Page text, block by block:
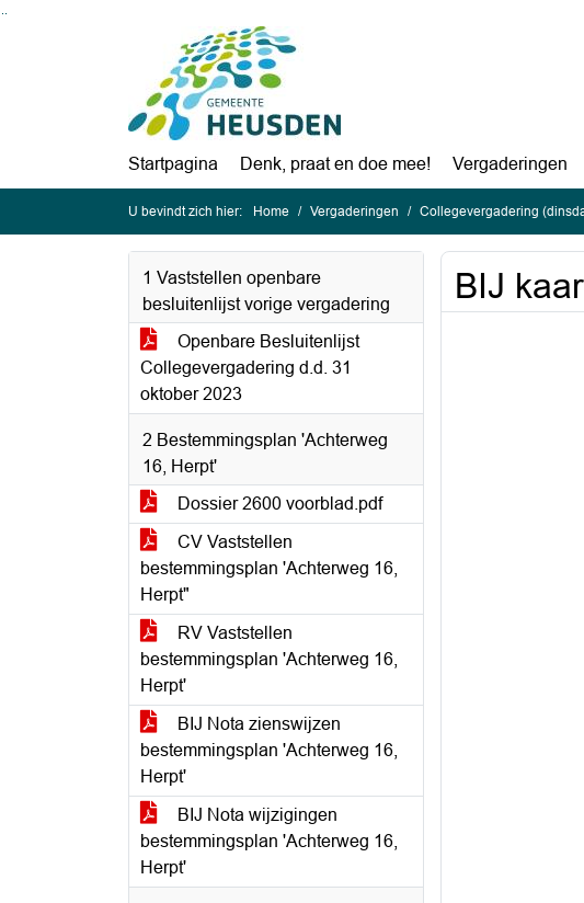
Ga naar de inhoud van deze pagina
Startpagina Denk, praat en doe mee! Vergaderingen
U bevindt zich hier: Home Vergaderingen Collegevergadering
1 Vaststellen openbare
besluitenlijst vorige vergadering
Openbare Besluitenlijst
Collegevergadering d.d. 31
oktober 2023
2 Bestemmingsplan 'Achterweg
16, Herpt'
Dossier 2600 voorblad.pdf
CV Vaststellen
bestemmingsplan 'Achterweg 16,
Herpt"
RV Vaststellen
bestemmingsplan 'Achterweg 16,
Herpt'
BIJ Nota zienswijzen
bestemmingsplan 'Achterweg 16,
Herpt'
BIJ Nota wijzigingen
bestemmingsplan 'Achterweg 16,
Herpt'
BIJ